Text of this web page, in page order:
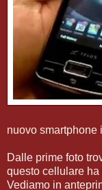
nuovo smartphone
Dalle prime foto
questo cellulare
Vediamo in